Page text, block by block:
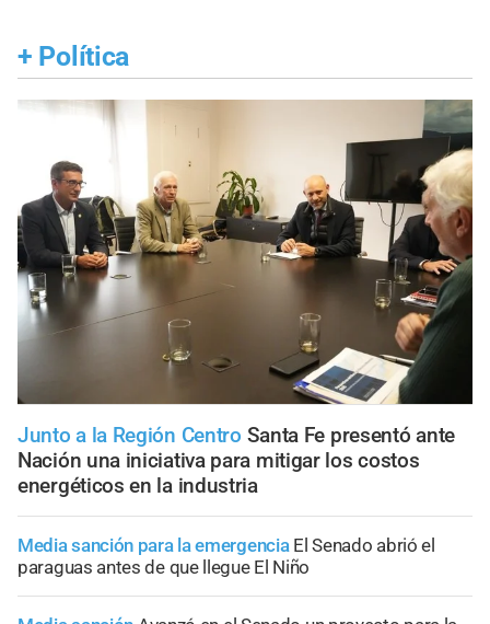
+ Política
Junto a la Región Centro Santa Fe presentó ante
Nación una iniciativa para mitigar los costos
energéticos en la industria
Media sanción para la emergencia El Senado abrió el
paraguas antes de que llegue El Niño